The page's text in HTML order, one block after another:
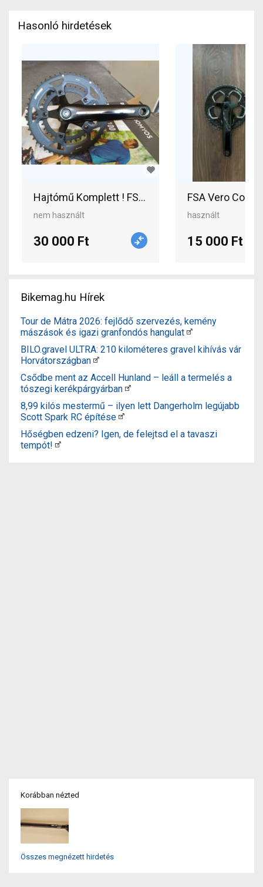
Hasonló hirdetések
Hajtómű Komplett ! FSA VERO Országúti /
nem használt
30 000 Ft
FSA Vero
használt
15 000 Ft
Bikemag.hu Hírek
Tour de Mátra 2026: fejlődő szervezés, kemény
mászások és igazi granfondós hangulat
BILO.gravel ULTRA: 210 kilométeres gravel kihívás vár
Horvátországban
Csődbe ment az Accell Hunland – leáll a termelés a
tószegi kerékpárgyárban
8,99 kilós mestermű – ilyen lett Dangerholm legújabb
Scott Spark RC építése
Hőségben edzeni? Igen, de felejtsd el a tavaszi
tempót!
Korábban nézted
Összes megnézett hirdetés